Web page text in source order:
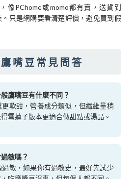
像PChome或momo都有賣，送貨到
只是網購要看清楚評價，避免買到假
嘴豆常見問答
鷹嘴豆有什麼不同？
軟甜，營養成分類似，但纖維量稍
雪蓮子版本更適合做甜點或湯品。
敏嗎？
敏，如果你有過敏史，最好先試少